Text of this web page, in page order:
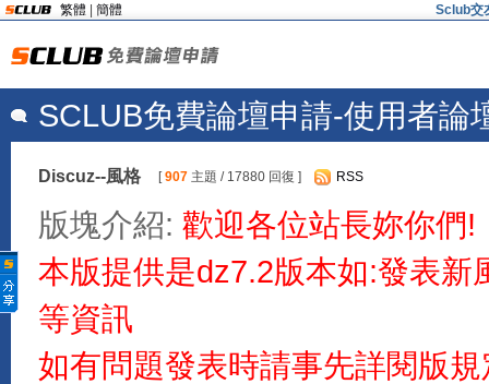
繁體 簡體 Sclub交
SCLUB免費論壇申請-使用者論
Discuz--風格 [907主題 / 17880 回復 ] RSS
版塊介紹: 歡迎各位站長妳你們!
本版提供是dz7.2版本如:發表
等資訊
如有問題發表時請事先詳閱版